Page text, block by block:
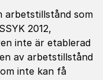
arbetstillstånd som
2012,
inte är etablerad
av arbetstillstånd
inte kan få